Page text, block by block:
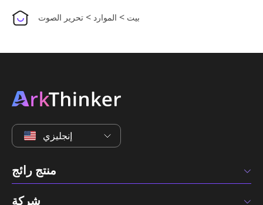
بيت > الموارد > تحرير الصوت
إنجليزي
منتج رائج
شركة